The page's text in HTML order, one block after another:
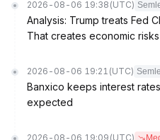
2026-08-06 19:38 (UTC)
Analysis: Trump treats Fed
That creates economic risks
2026-08-06 19:21 (UTC)
Banxico keeps interest
expected
2026-08-06 19:09 (UTC)